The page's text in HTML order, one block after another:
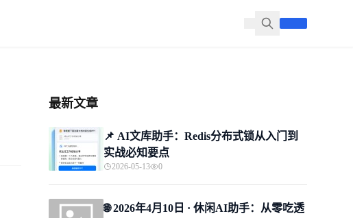
最新文章
📌 ​AI文库助手：Redis分布式锁从入门到
实战必知要点
2026-05-13 0
🌐 2026年4月10日 · 休闲AI助手：从零吃透